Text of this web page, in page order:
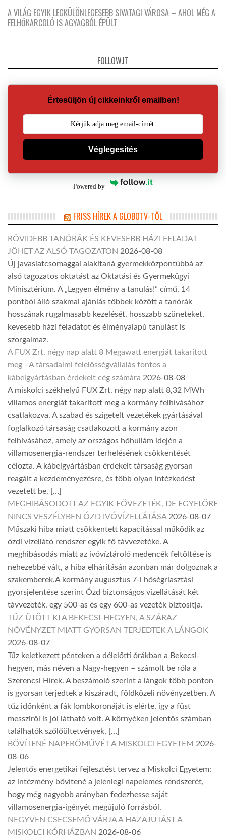
A VILÁG EGYIK LEGKÜLÖNLEGESEBB SIVATAGI VÁROSA – AHOL MÉG A
FELHŐKARCOLÓ IS AGYAGBÓL ÉPÜLT
FOLLOW.IT
Értesüljön új cikkeinkről emailben!
Véglegesítés
Powered by
FRISS HÍREK A GLOBOTV-TŐL
RÖVIDEBB TANÓRÁK ÉS KEVESEBB HÁZI FELADAT
JÖHET AZ ALSÓ TAGOZATON 2026-08-08
Új javaslatcsomaggal alakítaná gyermekközpontúbbá az
alsó tagozatos oktatást az Oktatási és Gyermekügyi
Minisztérium. A „Legyen élmény a tanulás!” című, 14
pontból álló szakmai ajánlás többek között a tanórák
hosszának rugalmasabb kezelését, hosszabb szüneteket,
kevesebb házi feladatot és élményalapú tanulást is
szorgalmaz.
A FUX Zrt. négy nap alatt 8 Megawatt energiát takarított
meg - A társadalmi felelősségvállalás fontos a
kábelgyártásban érdekelt cég számára 2026-08-08
A miskolci székhelyű FUX Zrt. négy nap alatt 8,32 MWh
villamos energiát takarított meg a kormány felhívásához
csatlakozva. A szabad és szigetelt vezetékek gyártásával
foglalkozó társaság csatlakozott a kormány azon
felhívásához, amely az országos hőhullám idején a
villamosenergia-rendszer terhelésének csökkentését
célozta. A kábelgyártásban érdekelt társaság gyorsan
reagált a kezdeményezésre, és több olyan intézkedést
vezetett be, […]
MEGHIBÁSODOTT AZ EGYIK FŐVEZETÉK, DE EGYELŐRE
NINCS VESZÉLYBEN ÓZD IVÓVÍZELLÁTÁSA 2026-08-07
Műszaki hiba miatt csökkentett kapacitással működik az
ózdi vízellátó rendszer egyik fő távvezetéke. A
meghibásodás miatt az ivóvíztároló medencék feltöltése is
nehezebbé vált, a hiba elhárításán azonban már dolgoznak a
szakemberek.A kormány augusztus 7-i hőségriasztási
gyorsjelentése szerint Ózd biztonságos vízellátását két
távvezeték, egy 500-as és egy 600-as vezeték biztosítja.
TŰZ ÜTÖTT KI A BEKECSI-HEGYEN, A SZÁRAZ
NÖVÉNYZET MIATT GYORSAN TERJEDTEK A LÁNGOK
2026-08-07
Tűz keletkezett pénteken a délelőtti órákban a Bekecsi-
hegyen, más néven a Nagy-hegyen – számolt be róla a
Szerencsi Hírek. A beszámoló szerint a lángok több ponton
is gyorsan terjedtek a kiszáradt, földközeli növényzetben. A
tűz időnként a fák lombkoronáját is elérte, így a füst
messziről is jól látható volt. A környéken jelentős számban
találhatók szőlőültetvények, […]
BŐVÍTENÉ NAPERŐMŰVÉT A MISKOLCI EGYETEM 2026-
08-06
Jelentős energetikai fejlesztést tervez a Miskolci Egyetem:
az intézmény bővítené a jelenlegi napelemes rendszerét,
hogy még nagyobb arányban fedezhesse saját
villamosenergia-igényét megújuló forrásból.
NEGYVEN CSECSEMŐ VÁRJA A HAZAJUTÁST A
MISKOLCI KÓRHÁZBAN 2026-08-06